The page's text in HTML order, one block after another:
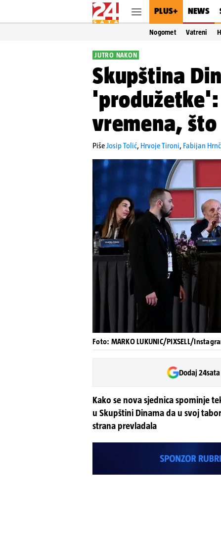
PLUS+ NEWS
Nogomet Vatreni
JUTRO NAKON
Skupština
vremena,
PišeJosip Tolić, Hrvoje Tironi, Fabijan
Foto: MARKO LUKUNIC/PIXSELL/
Dodaj
Kako se nova sjednica spominje
u Skupštini Dinama da u svoj
strana prevladala